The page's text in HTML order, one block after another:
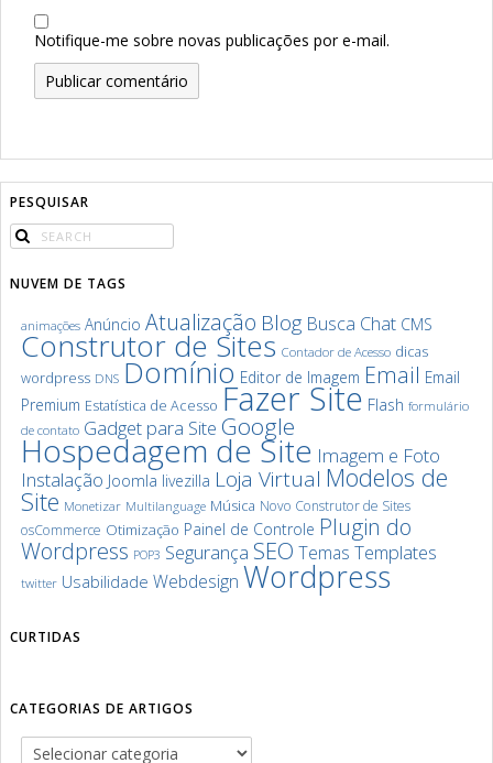
Notifique-me sobre novas publicações por e-mail.
PESQUISAR
NUVEM DE TAGS
animações Anúncio Atualização Blog Busca Chat CMS
Construtor de Sites Contador de Acesso dicas
wordpress DNS Domínio Editor de Imagem Email Email
Premium Estatística de Acesso Fazer Site Flash formulário
de contato Gadget para Site Google
Hospedagem de Site Imagem e Foto
Instalação Joomla livezilla Loja Virtual Modelos de
Site Monetizar Multilanguage Música Novo Construtor de Sites
osCommerce Otimização Painel de Controle Plugin do
Wordpress POP3 Segurança SEO Temas Templates
twitter Usabilidade Webdesign Wordpress
CURTIDAS
CATEGORIAS DE ARTIGOS